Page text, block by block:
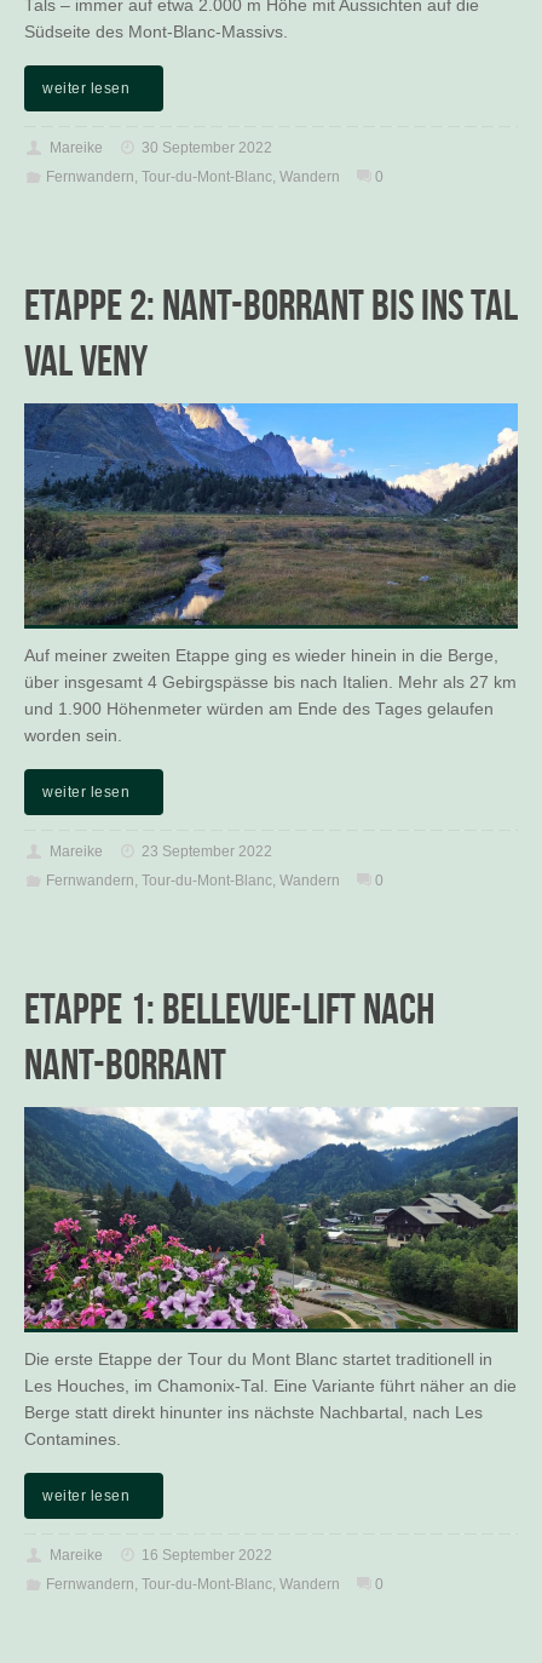
Tals – immer auf etwa 2.000 m Höhe mit Aussichten auf die
Südseite des Mont-Blanc-Massivs.
weiter lesen
Mareike
30 September 2022
Fernwandern, Tour-du-Mont-Blanc, Wandern 0
Etappe 2: Nant-Borrant bis ins Tal
Val Veny
Auf meiner zweiten Etappe ging es wieder hinein in die Berge,
über insgesamt 4 Gebirgspässe bis nach Italien. Mehr als 27 km
und 1.900 Höhenmeter würden am Ende des Tages gelaufen
worden sein.
weiter lesen
Mareike
23 September 2022
Fernwandern, Tour-du-Mont-Blanc, Wandern 0
Etappe 1: Bellevue-Lift nach
Nant-Borrant
Die erste Etappe der Tour du Mont Blanc startet traditionell in
Les Houches, im Chamonix-Tal. Eine Variante führt näher an die
Berge statt direkt hinunter ins nächste Nachbartal, nach Les
Contamines.
weiter lesen
Mareike
16 September 2022
Fernwandern, Tour-du-Mont-Blanc, Wandern 0